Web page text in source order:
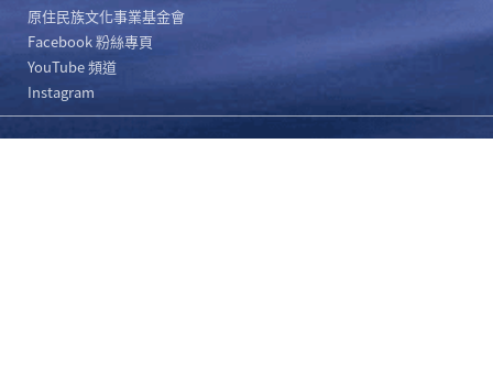
原住民族文化事業基金會
Facebook 粉絲專頁
YouTube 頻道
Instagram